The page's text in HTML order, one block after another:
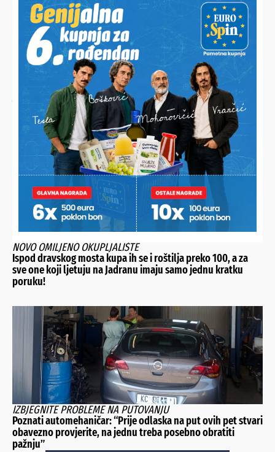
JESTE LI ZNALI?
Ana desetljećima priprema najbolju zimnicu, a sada je
otkrila svoj jednostavni recept i iznenadila brojne domaćice
NOVO OMILJENO OKUPLJALIŠTE
Ispod dravskog mosta kupa ih se i roštilja preko 100, a za
sve one koji ljetuju na Jadranu imaju samo jednu kratku
poruku!
IZBJEGNITE PROBLEME NA PUTOVANJU
Poznati automehaničar: “Prije odlaska na put ovih pet stvari
obavezno provjerite, na jednu treba posebno obratiti
pažnju”